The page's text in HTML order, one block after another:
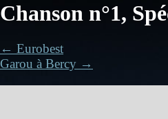
Chanson n°1,
← Eurobest
Garou à Bercy →